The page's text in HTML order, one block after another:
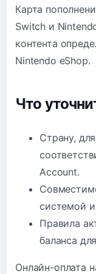
Карта
Switch и
контента
Nintendo eShop.
Что
Страну,
Account.
системой
Правила
баланса
Онлайн-оплата